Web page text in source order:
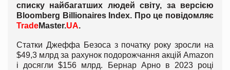
списку найбагатших людей світу, за версією
Bloomberg Billionaires Index. Про це повідомляє
TradeMaster.UA.
Статки Джеффа Безоса з початку року зросли на
$49,3 млрд за рахунок подорожчання акцій Amazon
і досягли $156 млрд. Бернар Арно в 2023 році